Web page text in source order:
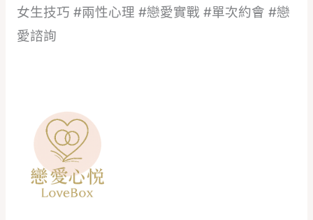
女生技巧 #兩性心理 #戀愛實戰 #單次約會 #戀
愛諮詢